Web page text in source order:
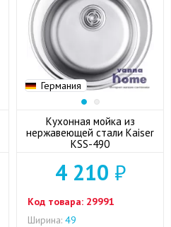
Германия
Кухонная мойка из
нержавеющей стали Kaiser
KSS-490
4 210 ₽
Код товара: 29991
Ширина: 49